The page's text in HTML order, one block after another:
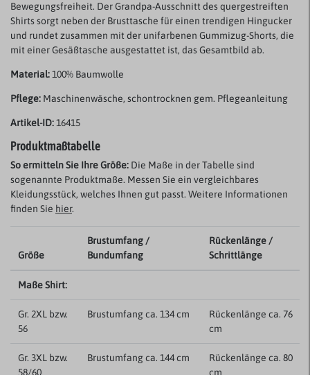
Bewegungsfreiheit. Der Grandpa-Ausschnitt des quergestreiften
Shirts sorgt neben der Brusttasche für einen trendigen Hingucker
und rundet zusammen mit der unifarbenen Gummizug-Shorts, die
mit einer Gesäßtasche ausgestattet ist, das Gesamtbild ab.
Material:100% Baumwolle
Pflege: Maschinenwäsche, schontrocknen gem. Pflegeanleitung
Artikel-ID:16415
Produktmaßtabelle
So ermitteln Sie Ihre Größe: Die Maße in der Tabelle sind
sogenannte Produktmaße. Messen Sie ein vergleichbares
Kleidungsstück, welches Ihnen gut passt. Weitere Informationen
finden Sie hier.
Größe
Brustumfang /
Bundumfang
Rückenlänge /
Schrittlänge
Maße Shirt:
Gr. 2XL bzw.
56
Brustumfang ca. 134 cm
Rückenlänge ca. 76
cm
Gr. 3XL bzw.
58/60
Brustumfang ca. 144 cm
Rückenlänge ca. 80
cm